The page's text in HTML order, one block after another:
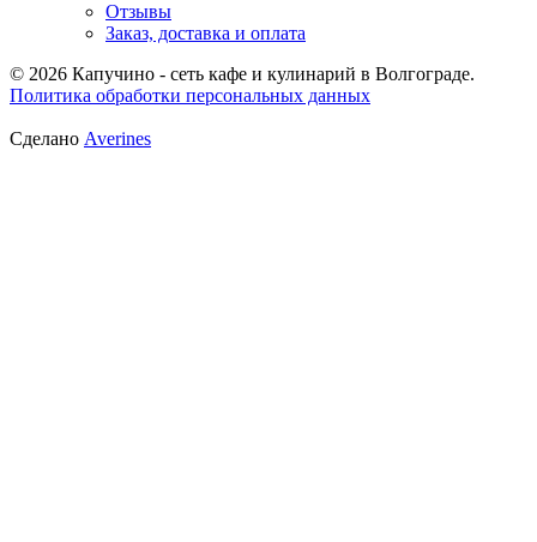
Отзывы
Заказ, доставка и оплата
© 2026 Капучино - сеть кафе и кулинарий в Волгограде.
Политика обработки персональных данных
Сделано Averines